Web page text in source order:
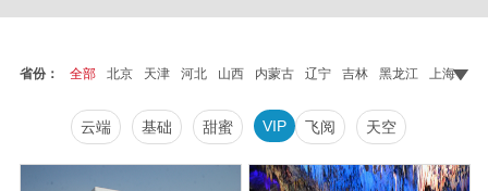
省份： 全部 北京 天津 河北 山西 内蒙古 辽宁 吉林 黑龙江 上海 江
云端 基础 甜蜜 VIP 飞阅 天空